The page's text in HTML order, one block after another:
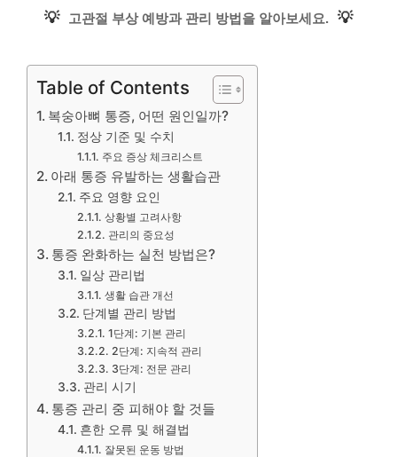
💡 고관절 부상 예방과 관리 방법을 알아보세요. 💡
Table of Contents
복숭아뼈 통증, 어떤 원인일까?
정상 기준 및 수치
주요 증상 체크리스트
아래 통증 유발하는 생활습관
주요 영향 요인
상황별 고려사항
관리의 중요성
통증 완화하는 실천 방법은?
일상 관리법
생활 습관 개선
단계별 관리 방법
1단계: 기본 관리
2단계: 지속적 관리
3단계: 전문 관리
관리 시기
통증 관리 중 피해야 할 것들
흔한 오류 및 해결법
잘못된 운동 방법